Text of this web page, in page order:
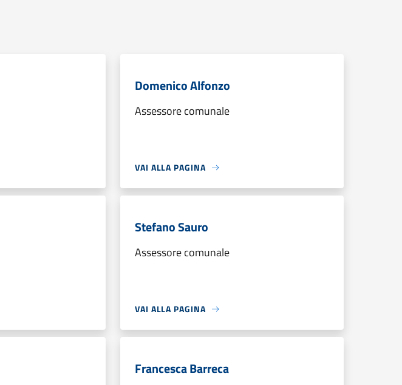
Domenico Alfonzo
Assessore comunale
VAI ALLA PAGINA
Stefano Sauro
Assessore comunale
VAI ALLA PAGINA
Francesca Barreca